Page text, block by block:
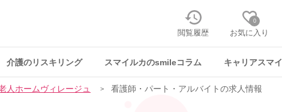
閲覧履歴
0
お気に入り
介護のリスキリング スマイルカのsmileコラム キャリアスマ
人ホームヴィレージュ 看護師・パート・アルバイトの求人情報